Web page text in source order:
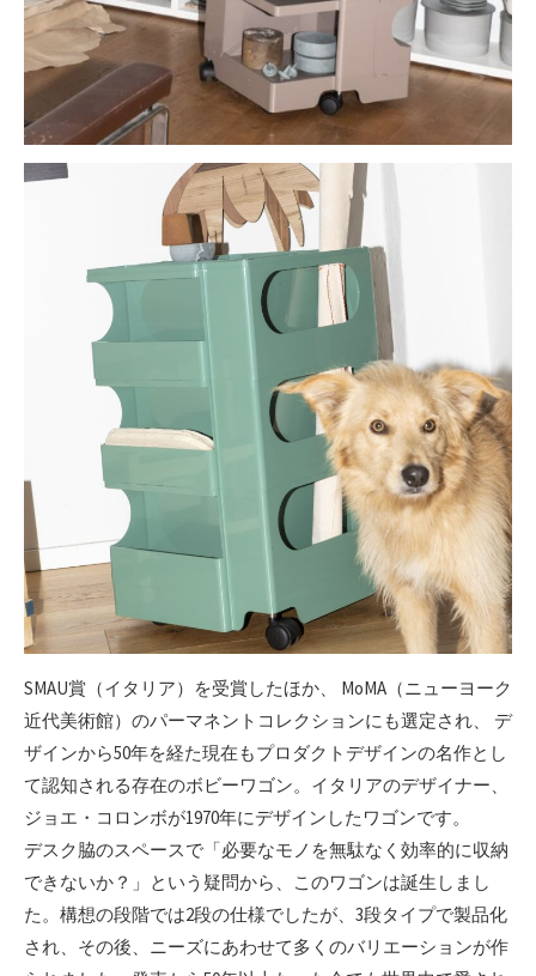
SMAU賞（イタリア）を受賞したほか、 MoMA（ニューヨーク
近代美術館）のパーマネントコレクションにも選定され、 デ
ザインから50年を経た現在もプロダクトデザインの名作とし
て認知される存在のボビーワゴン。イタリアのデザイナー、
ジョエ・コロンボが1970年にデザインしたワゴンです。
デスク脇のスペースで「必要なモノを無駄なく効率的に収納
できないか？」という疑問から、このワゴンは誕生しまし
た。構想の段階では2段の仕様でしたが、3段タイプで製品化
され、その後、ニーズにあわせて多くのバリエーションが作